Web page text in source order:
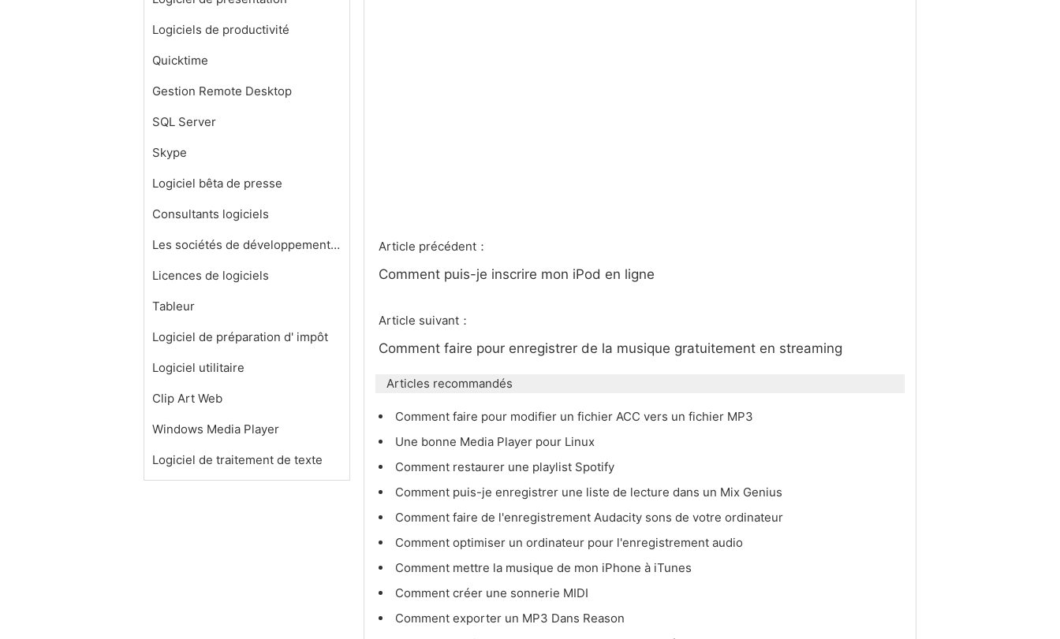
Logiciels de productivité
Quicktime
Gestion Remote Desktop
SQL Server
Skype
Logiciel bêta de presse
Consultants logiciels
Les sociétés de développement de logiciels
Licences de logiciels
Tableur
Logiciel de préparation d' impôt
Logiciel utilitaire
Clip Art Web
Windows Media Player
Logiciel de traitement de texte
Article précédent：
Comment puis-je inscrire mon iPod en ligne
Article suivant：
Comment faire pour enregistrer de la musique gratuitement en streaming
Articles recommandés
Comment faire pour modifier un fichier ACC vers un fichier MP3
Une bonne Media Player pour Linux
Comment restaurer une playlist Spotify
Comment puis-je enregistrer une liste de lecture dans un Mix Genius
Comment faire de l'enregistrement Audacity sons de votre ordinateur
Comment optimiser un ordinateur pour l'enregistrement audio
Comment mettre la musique de mon iPhone à iTunes
Comment créer une sonnerie MIDI
Comment exporter un MP3 Dans Reason